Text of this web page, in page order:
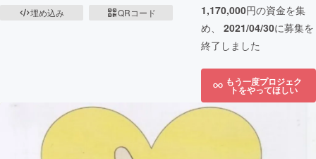
埋め込み
QRコード
1,170,000円の資金を集
め、 2021/04/30に募集を
終了しました
もう一度プロジェク
トをやってほしい